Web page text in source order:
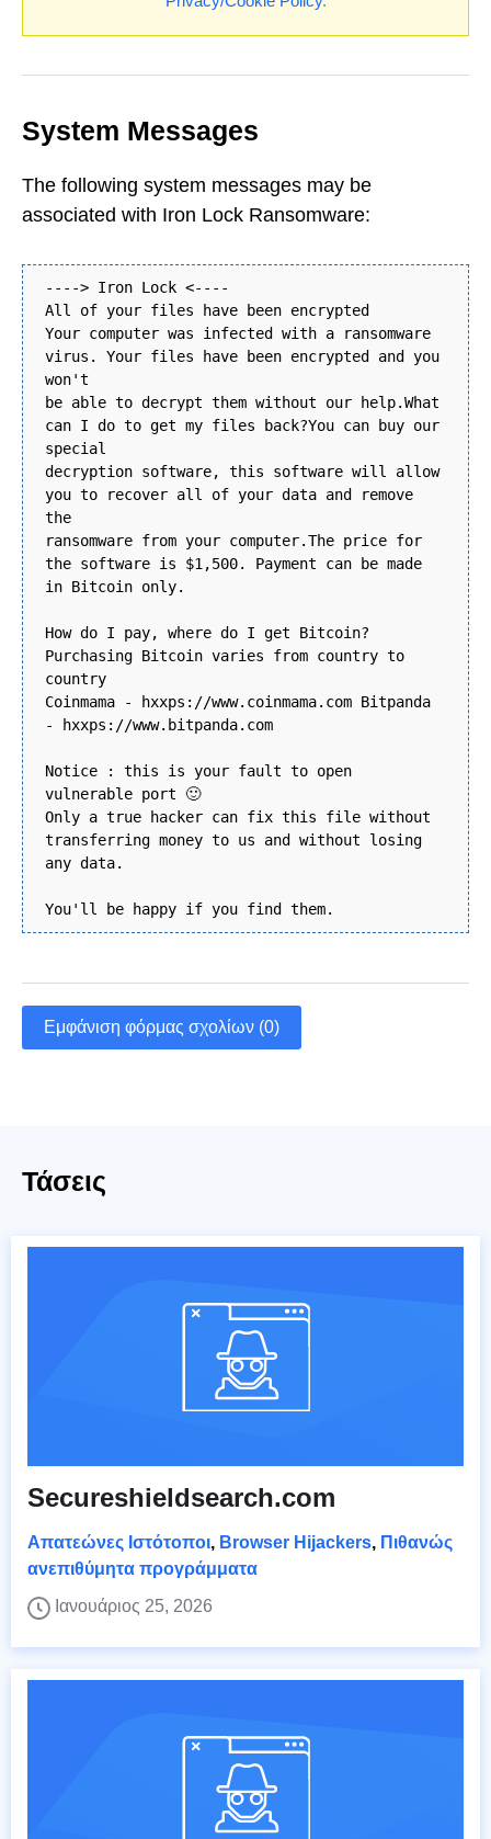
System Messages
The following system messages may be
associated with Iron Lock Ransomware:
----> Iron Lock <----
All of your files have been encrypted
Your computer was infected with a ransomware
virus. Your files have been encrypted and you
won't
be able to decrypt them without our help.What
can I do to get my files back?You can buy our
special
decryption software, this software will allow
you to recover all of your data and remove
the
ransomware from your computer.The price for
the software is $1,500. Payment can be made
in Bitcoin only.
How do I pay, where do I get Bitcoin?
Purchasing Bitcoin varies from country to
country
Coinmama - hxxps://www.coinmama.com Bitpanda
- hxxps://www.bitpanda.com
Notice : this is your fault to open
vulnerable port 🙂
Only a true hacker can fix this file without
transferring money to us and without losing
any data.
You'll be happy if you find them.
Εμφάνιση φόρμας σχολίων (0)
Τάσεις
Secureshieldsearch.com
Απατεώνες Ιστότοποι, Browser Hijackers, Πιθανώς
ανεπιθύμητα προγράμματα
Ιανουάριος 25, 2026